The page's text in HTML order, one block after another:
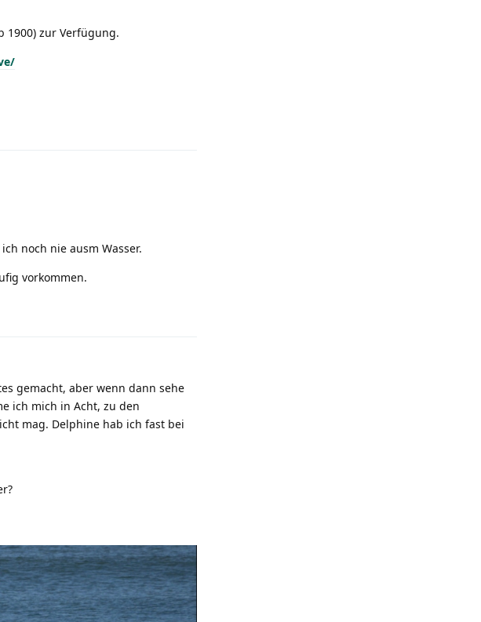
1900) zur Verfügung.
noch nie ausm Wasser.
vorkommen.
gemacht, aber wenn dann sehe
ich mich in Acht, zu den
mag. Delphine hab ich fast bei